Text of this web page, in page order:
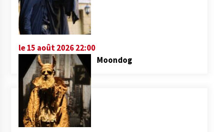
le 15 août 2026 22:00
Moondog